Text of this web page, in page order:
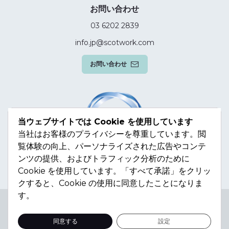
お問い合わせ
03 6202 2839
info.jp@scotwork.com
お問い合わせ
Statement
Sitemap
当ウェブサイトでは Cookie を使用しています
当社はお客様のプライバシーを尊重しています。閲
覧体験の向上、パーソナライズされた広告やコンテ
ンツの提供、およびトラフィック分析のために
Cookie を使用しています。「すべて承諾」をクリッ
クすると、Cookie の使用に同意したことになりま
す。
同意する 設定